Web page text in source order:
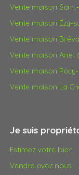
Vente maison
Vente maison Ézy-
Vente maison
Vente maison Anet
Vente maison
Vente maison La
Je suis
Estimez votre bien
Vendre avec nous